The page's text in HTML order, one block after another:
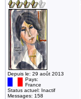
Depuis le: 29 août 2013
Pays:
France
Status actuel: Inactif
Messages: 158